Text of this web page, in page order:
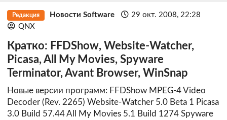
Редакция Новости Software
29 окт. 2008, 22:28
QNX
Кратко: FFDShow, Website-Watcher,
Picasa, All My Movies, Spyware
Terminator, Avant Browser, WinSnap
Новые версии программ: FFDShow MPEG-4 Video
Decoder (Rev. 2265) Website-Watcher 5.0 Beta 1 Picasa
3.0 Build 57.44 All My Movies 5.1 Build 1274 Spyware